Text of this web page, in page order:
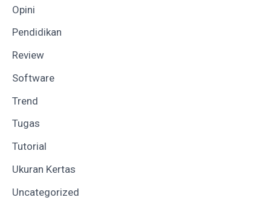
Opini
Pendidikan
Review
Software
Trend
Tugas
Tutorial
Ukuran Kertas
Uncategorized